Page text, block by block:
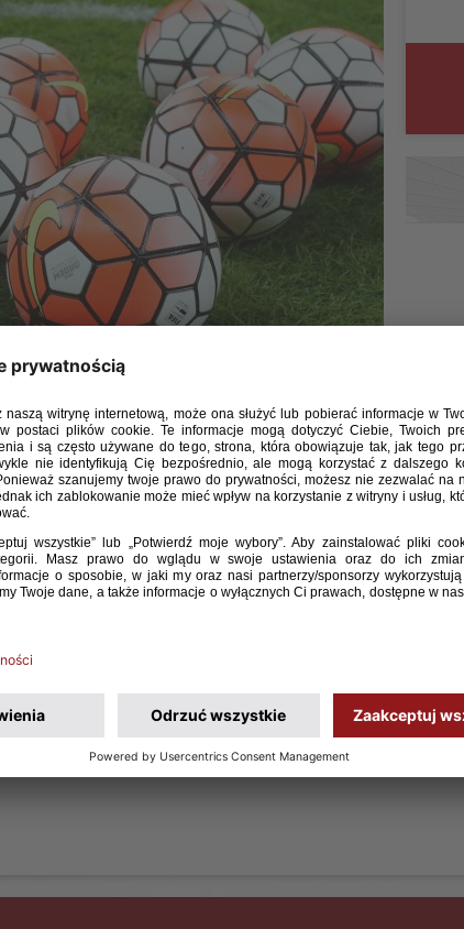
wybrany prezesem Opolskiego Związku Piłki
Zebrania Sprawozdawczo-Wyborczego OZPN
Dla Tomasza Garbowskiego będzie to
funkcję od czerwca 2016 roku.